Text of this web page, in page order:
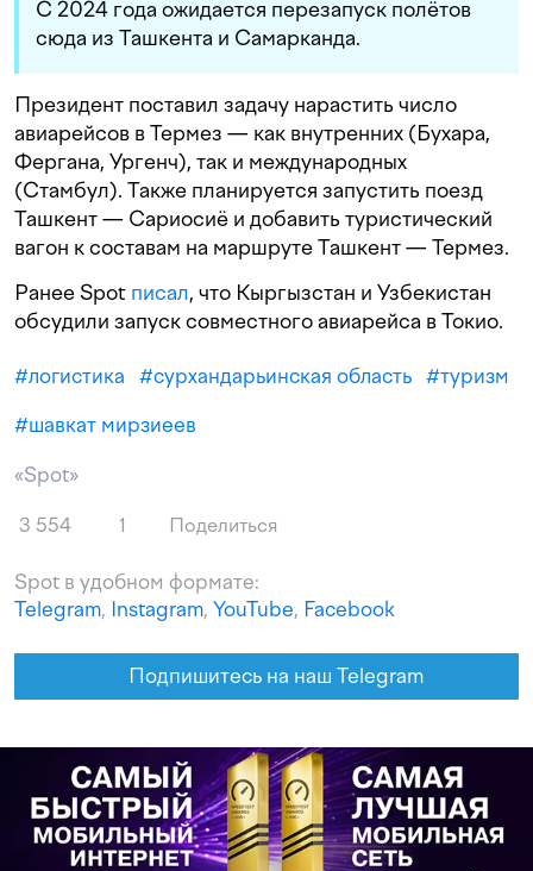
С 2024 года ожидается перезапуск полётов
сюда из Ташкента и Самарканда.
Президент поставил задачу нарастить число
авиарейсов в Термез — как внутренних (Бухара,
Фергана, Ургенч), так и международных
(Стамбул). Также планируется запустить поезд
Ташкент — Сариосиё и добавить туристический
вагон к составам на маршруте Ташкент — Термез.
Ранее Spot писал, что Кыргызстан и Узбекистан
обсудили запуск совместного авиарейса в Токио.
#логистика #сурхандарьинская область #туризм
#шавкат мирзиеев
«Spot»
3 554 1 Поделиться
Spot в удобном формате:
Telegram, Instagram, YouTube, Facebook
Подпишитесь на наш Telegram